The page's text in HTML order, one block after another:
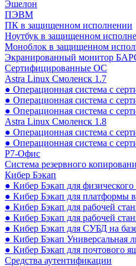
Эшелон
ПЭВМ
ПК в защищенном исполнении
Ноутбук в защищенном
Моноблок в защищенном
Экранированный монитор
Сертифицированные ОС
Astra Linux Смоленск 1.7
● Операционная система с
● Операционная система с
● Операционная система с
Astra Linux Смоленск 1.8
● Операционная система с
● Операционная система с
Р7-Офис
Система резервного
Кибер Бэкап
● Кибер Бэкап для физического
● Кибер Бэкап для платформы
● Кибер Бэкап для рабочей
● Кибер Бэкап для рабочей
● Кибер Бэкап для СУБД на
● Кибер Бэкап Универсальная
● Кибер Бэкап для почтового
Средства аутентификации